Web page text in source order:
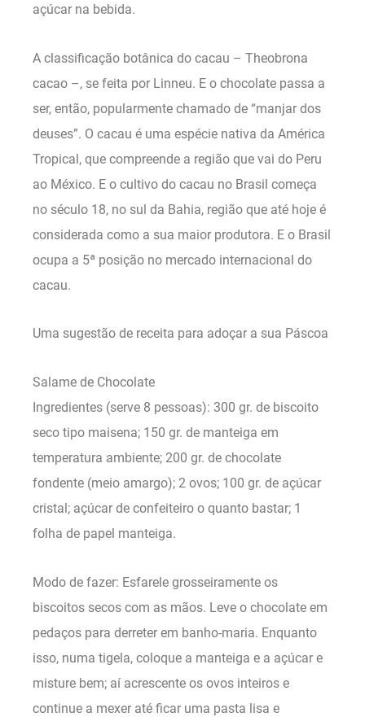
açúcar na bebida.
A classificação botânica do cacau – Theobrona
cacao –, se feita por Linneu. E o chocolate passa a
ser, então, popularmente chamado de “manjar dos
deuses”. O cacau é uma espécie nativa da América
Tropical, que compreende a região que vai do Peru
ao México. E o cultivo do cacau no Brasil começa
no século 18, no sul da Bahia, região que até hoje é
considerada como a sua maior produtora. E o Brasil
ocupa a 5ª posição no mercado internacional do
cacau.
Uma sugestão de receita para adoçar a sua Páscoa
Salame de Chocolate
Ingredientes (serve 8 pessoas): 300 gr. de biscoito
seco tipo maisena; 150 gr. de manteiga em
temperatura ambiente; 200 gr. de chocolate
fondente (meio amargo); 2 ovos; 100 gr. de açúcar
cristal; açúcar de confeiteiro o quanto bastar; 1
folha de papel manteiga.
Modo de fazer: Esfarele grosseiramente os
biscoitos secos com as mãos. Leve o chocolate em
pedaços para derreter em banho-maria. Enquanto
isso, numa tigela, coloque a manteiga e a açúcar e
misture bem; aí acrescente os ovos inteiros e
continue a mexer até ficar uma pasta lisa e